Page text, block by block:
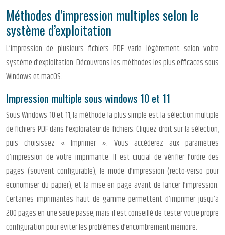
Méthodes d’impression multiples selon le
système d’exploitation
L’impression de plusieurs fichiers PDF varie légèrement selon votre
système d’exploitation. Découvrons les méthodes les plus efficaces sous
Windows et macOS.
Impression multiple sous windows 10 et 11
Sous Windows 10 et 11, la méthode la plus simple est la sélection multiple
de fichiers PDF dans l’explorateur de fichiers. Cliquez droit sur la sélection,
puis choisissez « Imprimer ». Vous accéderez aux paramètres
d’impression de votre imprimante. Il est crucial de vérifier l’ordre des
pages (souvent configurable), le mode d’impression (recto-verso pour
économiser du papier), et la mise en page avant de lancer l’impression.
Certaines imprimantes haut de gamme permettent d’imprimer jusqu’à
200 pages en une seule passe, mais il est conseillé de tester votre propre
configuration pour éviter les problèmes d’encombrement mémoire.